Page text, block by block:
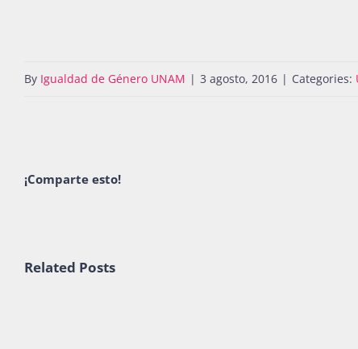
By Igualdad de Género UNAM | 3 agosto, 2016 | Categories:
¡Comparte esto!
Related Posts